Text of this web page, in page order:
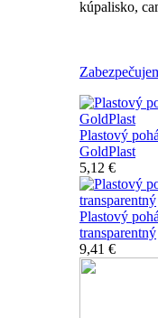
kúpalisko,
Plastový
GoldPlast
5,12 €
Plastový
transparentný
9,41 €